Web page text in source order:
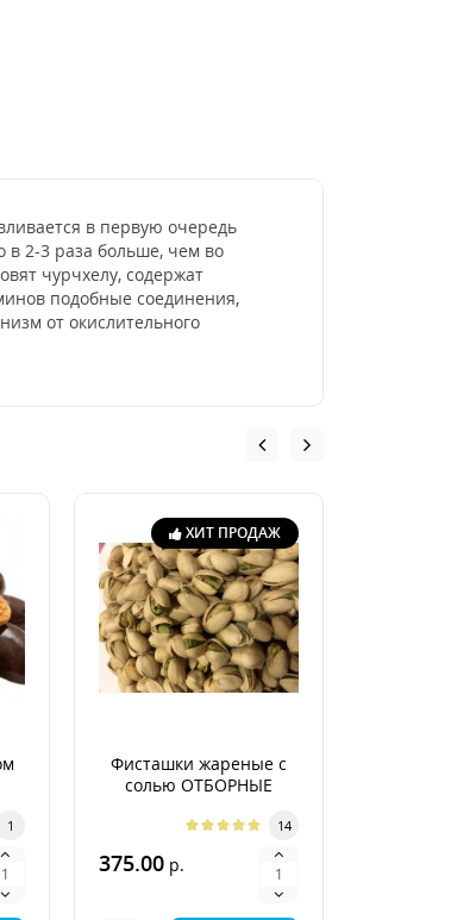
в первую очередь
в 2-3 раза больше, чем во
чурчхелу, содержат
подобные соединения,
от окислительного
1
ХИТ ПРОДАЖ
Фисташки жареные с
солью ОТБОРНЫЕ
14
375.00 р.